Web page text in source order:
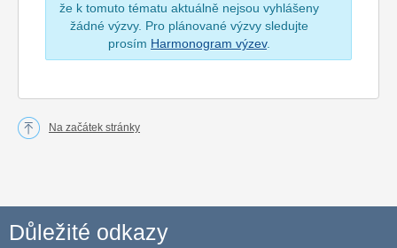
že k tomuto tématu aktuálně nejsou vyhlášeny
žádné výzvy. Pro plánované výzvy sledujte
prosím Harmonogram výzev.
Na začátek stránky
Důležité odkazy